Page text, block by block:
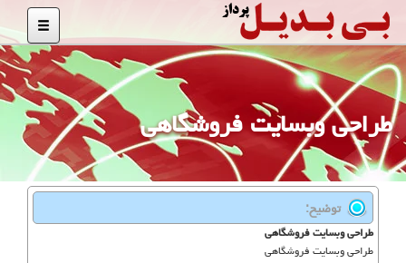
طراحی وبسایت فروشگاهی
توضیح:
طراحی وبسایت فروشگاهی
طراحی وبسایت فروشگاهی